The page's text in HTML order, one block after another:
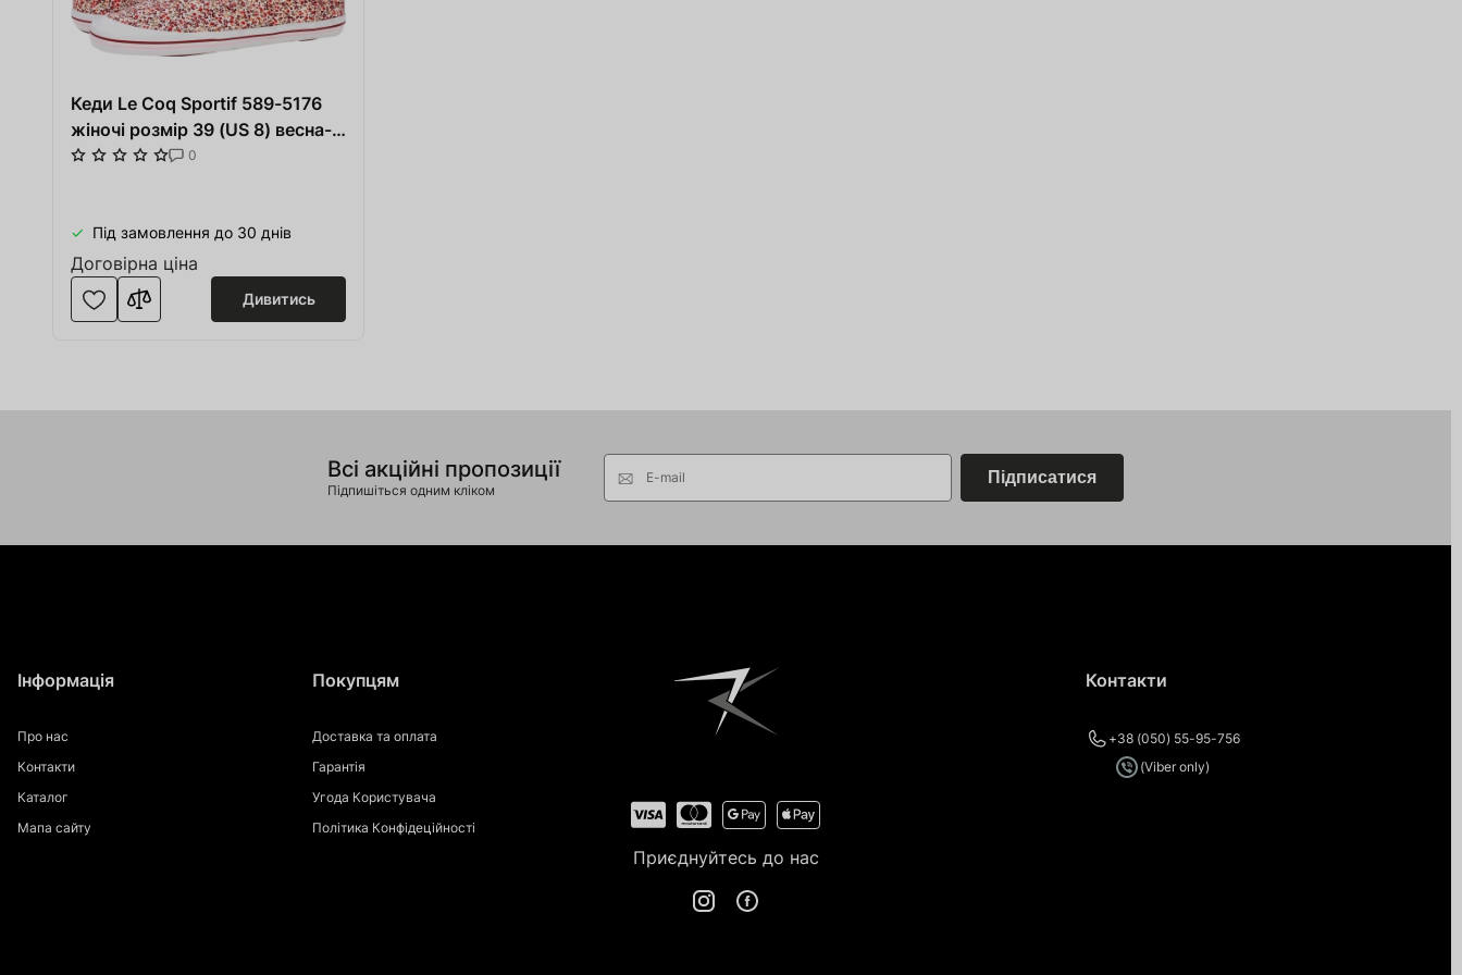
Кеди Le Coq Sportif 589-5176
жіночі розмір 39 (US 8) весна-
літо рожеві бавовна/гума
0
Під замовлення до 30 днів
Договірна ціна
Дивитись
Всі акційні пропозиції
Підпишіться одним кліком
E-mail Підписатися
Приєднуйтесь до нас
Інформація
Про нас
Контакти
Каталог
Мапа сайту
Покупцям
Доставка та оплата
Гарантія
Угода Користувача
Політика Конфідеційності
Контакти
+38 (050) 55-95-756
(Viber only)